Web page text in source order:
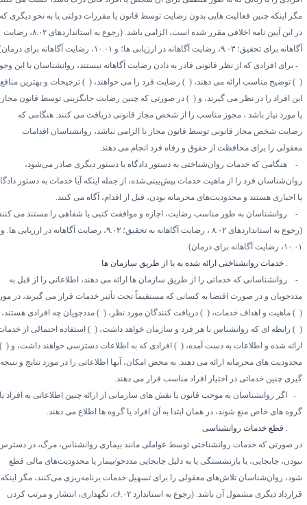
اینکه چنین فعالیت هایی بدون رضایت توسط قانون یا مقررات دولتی یا به نحو دیگری که
این آیین نامه اخلاقی مقرر شده است، الزامی باشد. (رجوع به استانداردهای۸.۰۲، رضایت
برای تحقیق؛۹.۰۳، رضایت آگاهانه در ارزیابی ها؛ و ۱۰.۰۱ ، رضایت آگاهانه برای درمان)
برای افرادی که از نظر قانونی قادر به دادن رضایت آگاهانه نیستند، روانشناسان با این وجود
توضیح مناسب ارائه می دهند، (۲) رضایت فرد را می خواهند، (۳)
ترجیحات و بهترین منافع
افراد را در نظر می گیرند، و ( ۴)
در صورتی که چنین رضایت جایگزینی توسط قانون مجاز
مورد نیاز باشد ، مجوز مناسب را از شخص مجاز قانونی دریافت می کنند. هنگامی که
شخص مجاز قانونی توسط قانون مجاز یا الزامی نباشد، روانشناسان اقدامات
را برای محافظت از حقوق و رفاه فرد انجام می دهند.
هنگامی که خدمات روان‌شناختی به دستور دادگاه یا دستور دیگری صادر می‌شود،
فرد را از ماهیت خدمات پیش‌بینی‌شده، از جمله اینکه آیا خدمات به دستور دادگاه
اجباری هستند و محدودیت‌های محرمانه بودن، قبل از اقدام، آگاه می کنند.
روانشناسان به طور مناسب رضایت، اجازه و موافقت کتبی یا شفاهی را مستند می کنند.
به استانداردهای۸.۰۲، رضایت آگاهانه به تحقیق؛۹.۰۳، رضایت آگاهانه در ارزیابی ها. و
، رضایت آگاهانه برای درمان)
خدمات روانشناختی ارائه شده به یا از طریق سازمان ها
روانشناسانی که خدماتی را از طریق سازمان ها ارائه می دهند، اطلاعاتی را از قبل به
و در صورت اقتضا به کسانی که مستقیماً تحت تأثیر خدمات قرار می گیرند، در مورد
ماهیت و اهداف خدمات، (۲) دریافت کنندگان مورد نظر، ( ۳)
مددجویان چه افرادی هستند،
رابطه ای که روانشناس با هر فرد و سازمان خواهد داشت، (۵)
استفاده احتمالی از خدمات
شده و اطلاعات به دست آمده، (۶) افرادی که به اطلاعات دسترسی خواهند داشت، و ( ۷)
های محرمانه ارائه می دهند. به محض امکان، آنها اطلاعاتی را در مورد نتایج و نتیجه
چنین خدماتی در اختیار افراد مناسب قرار می دهند.
اگر روانشناسان به موجب قانون یا نقش های سازمانی از ارائه چنین اطلاعاتی به افراد یا
های خاص منع شوند، در همان ابتدا به آن افراد یا گروه ها اطلاع می دهند.
قطع خدمات روانشناسی
صورتی که خدمات روانشناختی توسط عواملی مانند بیماری روانشناس، مرگ، در دسترس
جابجایی، یا بازنشستگی یا به دلیل جابجایی مددجو/بیمار یا محدودیت‌های مالی قطع
روان‌شناسان تلاش‌های معقولی را برای تسهیل خدمات برنامه‌ریزی می‌کنند، مگر اینکه
دیگری مشمول آن باشد. (رجوع به استاندارد ۶.۰۲c، نگهداری، انتشار و مرتب کردن